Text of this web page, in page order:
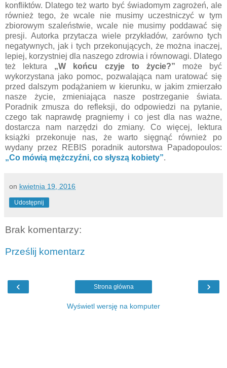
konfliktów. Dlatego też warto być świadomym zagrożeń, ale
również tego, że wcale nie musimy uczestniczyć w tym
zbiorowym szaleństwie, wcale nie musimy poddawać się
presji. Autorka przytacza wiele przykładów, zarówno tych
negatywnych, jak i tych przekonujących, że można inaczej,
lepiej, korzystniej dla naszego zdrowia i równowagi. Dlatego
też lektura „W końcu czyje to życie?” może być
wykorzystana jako pomoc, pozwalająca nam uratować się
przed dalszym podążaniem w kierunku, w jakim zmierzało
nasze życie, zmieniająca nasze postrzeganie świata.
Poradnik zmusza do refleksji, do odpowiedzi na pytanie,
czego tak naprawdę pragniemy i co jest dla nas ważne,
dostarcza nam narzędzi do zmiany. Co więcej, lektura
książki przekonuje nas, że warto sięgnąć również po
wydany przez REBIS poradnik autorstwa Papadopoulos:
„Co mówią mężczyźni, co słyszą kobiety”.
on kwietnia 19, 2016
Udostępnij
Brak komentarzy:
Prześlij komentarz
‹ ›
Strona główna
Wyświetl wersję na komputer